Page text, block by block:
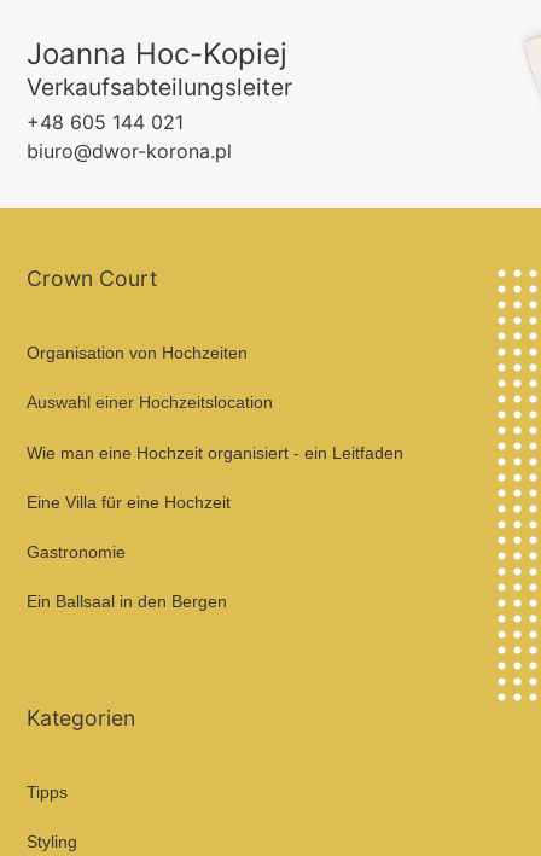
Joanna Hoc-Kopiej
Verkaufsabteilungsleiter
+48 605 144 021
biuro@dwor-korona.pl
Crown Court
Organisation von Hochzeiten
Auswahl einer Hochzeitslocation
Wie man eine Hochzeit organisiert - ein Leitfaden
Eine Villa für eine Hochzeit
Gastronomie
Ein Ballsaal in den Bergen
Kategorien
Tipps
Styling